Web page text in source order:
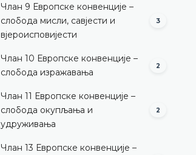
Члан 9 Европске конвенције –
слобода мисли, савјести и
вјероисповијести
3
Члан 10 Европске конвенције –
слобода изражавања
2
Члан 11 Европске конвенције –
слобода окупљања и
удруживања
2
Члан 13 Европске конвенције –